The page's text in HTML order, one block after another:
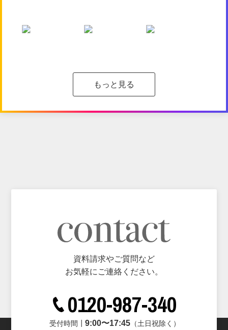
もっと見る
資料請求やご質問など
お気軽にご連絡ください。
0120-987-340
受付時間┃ 9:00〜17:45（土日祝除く）